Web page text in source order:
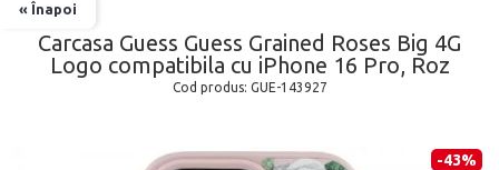
« Înapoi
Carcasa Guess Guess Grained Roses Big 4G
Logo compatibila cu iPhone 16 Pro, Roz
Cod produs: GUE-143927
-43%